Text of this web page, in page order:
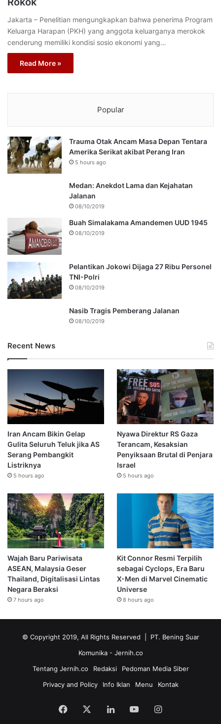
Jakarta – Penelitian mengungkapkan bahwa penerima Program
Keluarga Harapan (PKH) yang anggota keluarganya merokok
cenderung memiliki kondisi sosio ekonomi yang…
Read More »
Popular
Trauma Otak Ancam Masa Depan Tentara
Amerika Serikat akibat Perang Iran
5 hours ago
Medan: Anekdot Lama dan Kejahatan
Jalanan
08/10/2019
Buah Simalakama Amandemen UUD 1945
08/10/2019
Pelantikan Jokowi Dijaga 27 Ribu Personel
TNI-Polri
08/10/2019
Nasib Tragis Pemberang Jalanan
08/10/2019
Recent News
Iran Ancam Bikin Gelap
Gulita Seluruh Teluk jika AS
Serang Pembangkit
Listriknya
5 hours ago
Nyawa Direktur RS Gaza
Terancam, Kesaksian
Penyiksaan Brutal di Penjara
Israel
5 hours ago
Wajah Baru Pariwisata
ASEAN, Malaysia Geser
Thailand, Digitalisasi Lintas
Negara Beraksi
7 hours ago
Kit Connor Resmi Terpilih
sebagai Cyclops, Era Baru
X-Men di Marvel Cinematic
Universe
8 hours ago
© Copyright 2019, All Rights Reserved | PT. Bening Suar
Komunika - Jernih.co
Tentang Jernih.co
Redaksi
Pedoman Media Siber
Privacy and Policy
Info Iklan Menu Kontak
Facebook LinkedInYouTubeInstagram